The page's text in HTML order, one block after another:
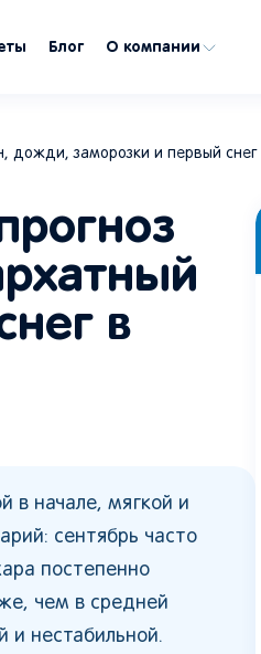
Блог О компании
дожди, заморозки и первый снег
в
в начале, мягкой и
сентябрь часто
постепенно
чем в средней
и нестабильной.